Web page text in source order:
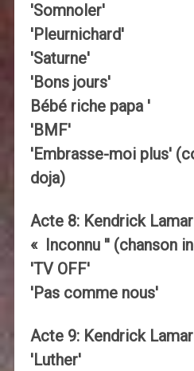
'Somnoler'
'Pleurnichard'
'Saturne'
'Bons jours'
Bébé riche papa '
'BMF'
'Embrasse-moi plus'
doja)
Acte 8: Kendrick Lamar
« Inconnu '' (chanson
'TV OFF'
'Pas comme nous'
Acte 9: Kendrick
'Luther'